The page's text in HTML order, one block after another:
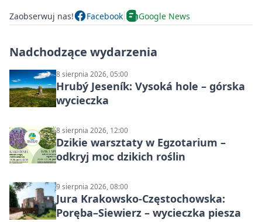
Zaobserwuj nas! Facebook Google News
Nadchodzące wydarzenia
8 sierpnia 2026, 05:00
Hrubý Jeseník: Vysoká hole – górska
wycieczka
8 sierpnia 2026, 12:00
Dzikie warsztaty w Egzotarium –
odkryj moc dzikich roślin
9 sierpnia 2026, 08:00
Jura Krakowsko-Częstochowska:
Poręba–Siewierz – wycieczka piesza